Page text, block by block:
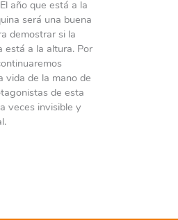
año que está a la
será una buena
demostrar si la
está a la altura. Por
vida de la mano de
de esta
veces invisible y